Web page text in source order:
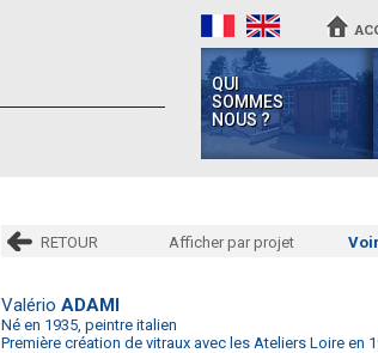
QUI
SOMMES
NOUS ?
RETOUR Afficher par projet
Valério ADAMI
Né en 1935, peintre italien
Première création de vitraux avec les Ateliers Loire en